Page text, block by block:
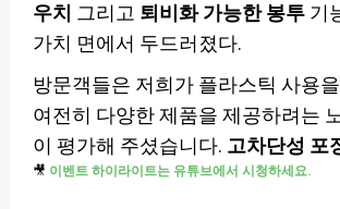
우치 그리고 퇴비화 가능한 봉투기
가치 면에서 두드러졌다.
방문객들은 저희가 플라스틱 사용
여전히 다양한 제품을 제공하려는
이 평가해 주셨습니다. 고차단성 포
🎥 이벤트 하이라이트는 유튜브에서 시청하세요.